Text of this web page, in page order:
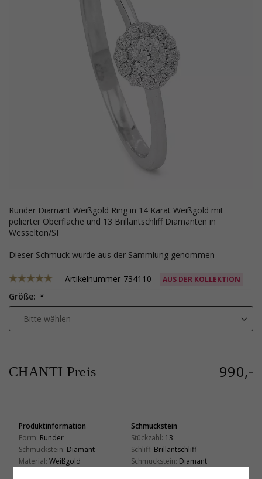
runder Diamant Weißgold Ring in 14 Karat Weißgold mit
polierter Oberfläche und 13 Brillantschliff Diamanten in
Wesselton/SI
Dieser Schmuck wurde aus der Sammlung genommen
Artikelnummer 734110 AUS DER KOLLEKTION
Größe:
CHANTI Preis 990,-
Produktinformation
Form: Runder
Schmuckstein: Diamant
Material: Weißgold
Schmuckstein
Stückzahl: 13
Schliff: Brillantschliff
Schmuckstein: Diamant